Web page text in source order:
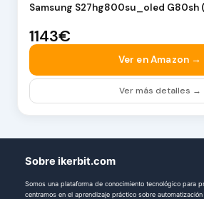
Samsung S27hg800su_oled
1143€
Ver en Amazon →
Ver más detalles →
Sobre ikerbit.com
Somos una plataforma de conocimiento tecnológico para
centramos en el aprendizaje práctico sobre